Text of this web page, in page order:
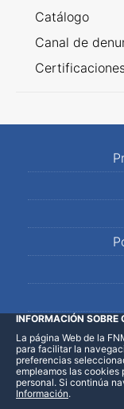
Catálogo
Canal de
LinkedIn
INFORMACIÓN SOBRE
La página Web de la
para facilitar la
preferencias
empleamos las cookies
personal. Si continúa
Información.